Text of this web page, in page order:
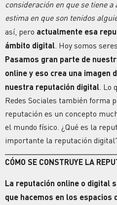
consideración en que se tiene a
estima en que son tenidos
así, pero actualmente esa
ámbito digital . Hoy somos
Pasamos gran parte de
online y eso crea una imagen
nuestra reputación digital .
Redes Sociales también forma
reputación es un concepto
el mundo físico. ¿Qué es la
importante la reputación
CÓMO SE CONSTRUYE LA
La reputación online o digital
que hacemos en los